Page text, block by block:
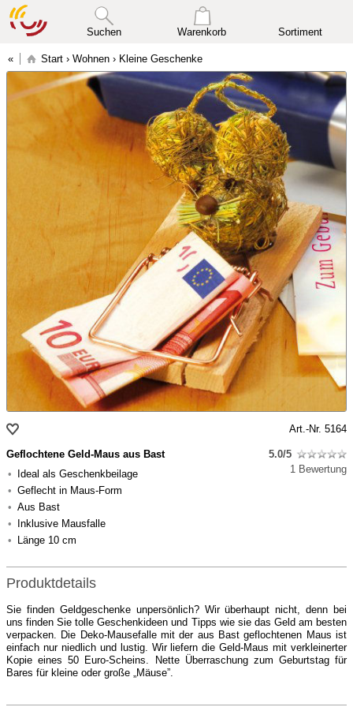
Suchen Warenkorb Sortiment
Start › Wohnen › Kleine Geschenke
Art.-Nr. 5164
Geflochtene Geld-Maus aus Bast
Ideal als Geschenkbeilage
Geflecht in Maus-Form
Aus Bast
Inklusive Mausfalle
Länge 10 cm
5.0/5
1 Bewertung
Produktdetails
Sie finden Geldgeschenke unpersönlich? Wir überhaupt nicht, denn bei
uns finden Sie tolle Geschenkideen und Tipps wie sie das Geld am besten
verpacken. Die Deko-Mausefalle mit der aus Bast geflochtenen Maus ist
einfach nur niedlich und lustig. Wir liefern die Geld-Maus mit verkleinerter
Kopie eines 50 Euro-Scheins. Nette Überraschung zum Geburtstag für
Bares für kleine oder große „Mäuse”.